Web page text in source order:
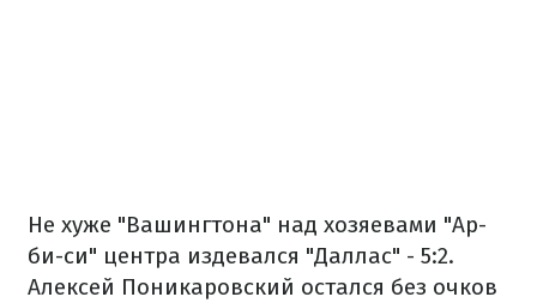
Не хуже "Вашингтона" над хозяевами "Ар-
би-си" центра издевался "Даллас" - 5:2.
Алексей Поникаровский остался без очков